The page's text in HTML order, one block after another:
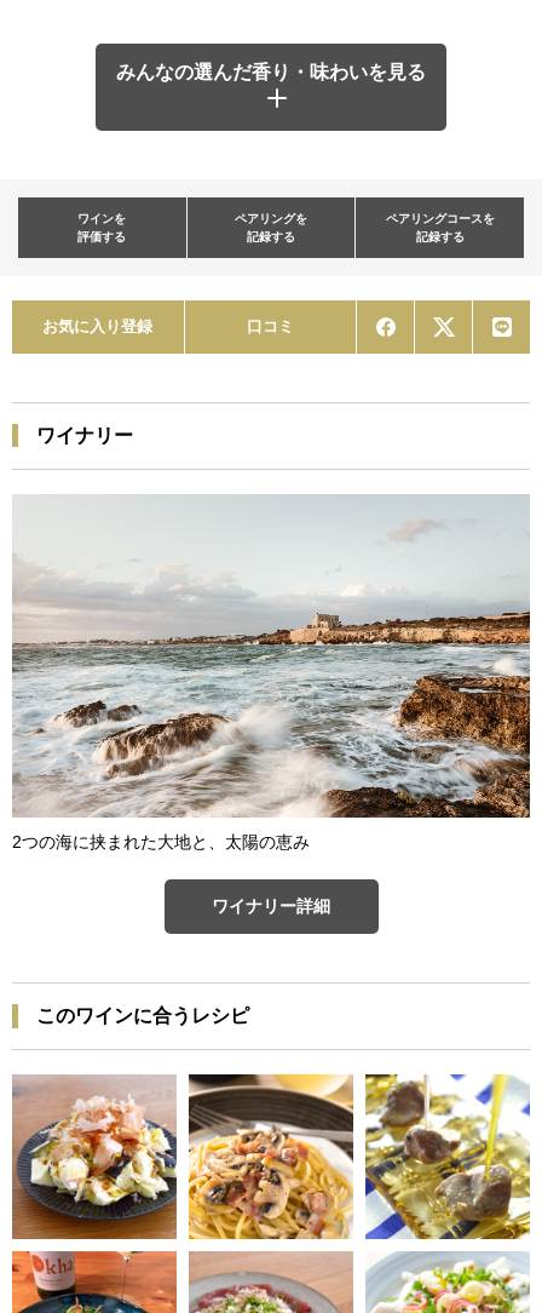
みんなの選んだ香り・味わいを見る
ワインを
評価する
ペアリングを
記録する
ペアリングコースを
記録する
お気に入り登録 口コミ
ワイナリー
2つの海に挟まれた大地と、太陽の恵み
ワイナリー詳細
このワインに合うレシピ